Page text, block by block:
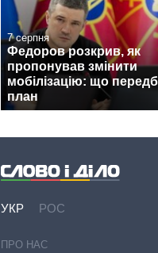
7 серпня
Федоров розкрив, як
пропонував змінити
мобілізацію: що
план
УКР РОС
ПРО НАС